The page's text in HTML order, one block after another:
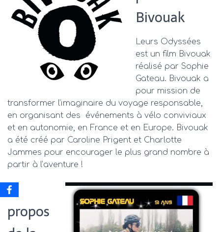
Bivouak
Leurs Odyssées
est un film Bivouak
réalisé par Sophie
Gateau. Bivouak a
pour mission de
transformer l’imaginaire du voyage responsable,
en organisant des événements à vélo conviviaux
et en autonomie, en France et en Europe. Bivouak
a été créé par Caroline Prigent et Charlotte
Jammes pour encourager le plus grand nombre à
partir à l’aventure !
A
propos